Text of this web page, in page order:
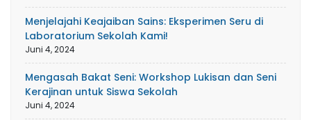
Menjelajahi Keajaiban Sains: Eksperimen Seru di
Laboratorium Sekolah Kami!
Juni 4, 2024
Mengasah Bakat Seni: Workshop Lukisan dan Seni
Kerajinan untuk Siswa Sekolah
Juni 4, 2024